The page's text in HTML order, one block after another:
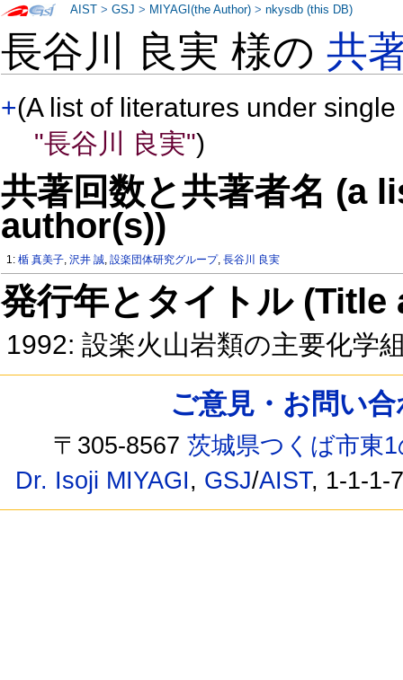
長谷川 良実 様の共
+(A list of literatures under
"長谷川 良実")
共著回数と共著者名 (a
author(s))
1:楯 真美子,沢井 誠,設楽団体研究グループ,長谷川 良実
発行年とタイトル
1992: 設楽火山岩類の主要化学
AIST >GSJ > MIYAGI(the Author) >nkysdb (this DB)
ご意見・お問い
〒305-8567茨城県つくば市東
Dr. Isoji MIYAGI, GSJ/AIST, 1-1-1-